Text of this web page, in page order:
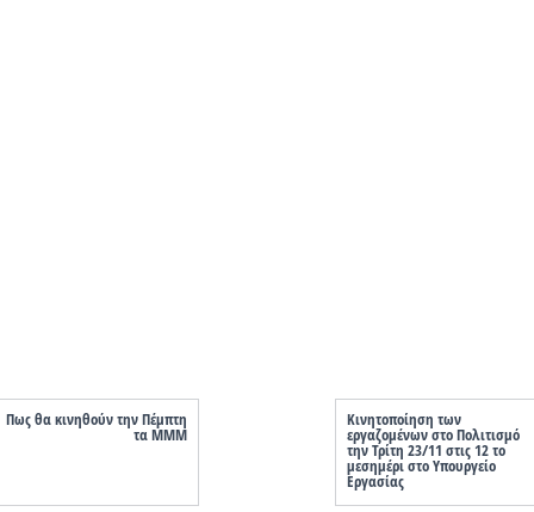
Πως θα κινηθούν την Πέμπτη
τα ΜΜΜ
Κινητοποίηση των
εργαζομένων στο Πολιτισμό
την Τρίτη 23/11 στις 12 το
μεσημέρι στο Υπουργείο
Εργασίας